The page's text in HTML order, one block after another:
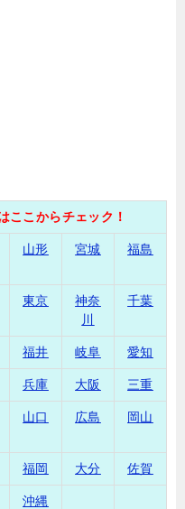
ここからチェック！
山形 宮城 福島
東京
神奈
川
千葉
福井 岐阜 愛知
兵庫 大阪 三重
山口 広島 岡山
福岡 大分 佐賀
沖縄